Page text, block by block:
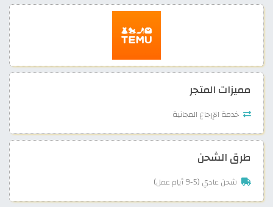
مميزات المتجر
خدمة الإرجاع المجانية
طرق الشحن
شحن عادي (5-9 أيام عمل)